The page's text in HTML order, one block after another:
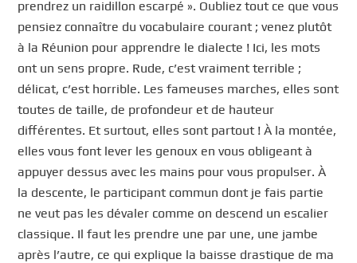
prendrez un raidillon escarpé ». Oubliez tout ce que vous
pensiez connaître du vocabulaire courant ; venez plutôt
à la Réunion pour apprendre le dialecte ! Ici, les mots
ont un sens propre. Rude, c’est vraiment terrible ;
délicat, c’est horrible. Les fameuses marches, elles sont
toutes de taille, de profondeur et de hauteur
différentes. Et surtout, elles sont partout ! À la montée,
elles vous font lever les genoux en vous obligeant à
appuyer dessus avec les mains pour vous propulser. À
la descente, le participant commun dont je fais partie
ne veut pas les dévaler comme on descend un escalier
classique. Il faut les prendre une par une, une jambe
après l’autre, ce qui explique la baisse drastique de ma